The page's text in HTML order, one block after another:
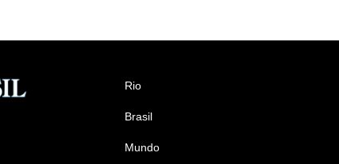
Rio
Brasil
Mundo